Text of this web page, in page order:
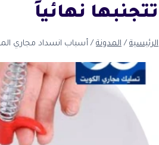
تتجنبها نهائياً
الرئيسية / المدونة / أسباب انسداد مجاري